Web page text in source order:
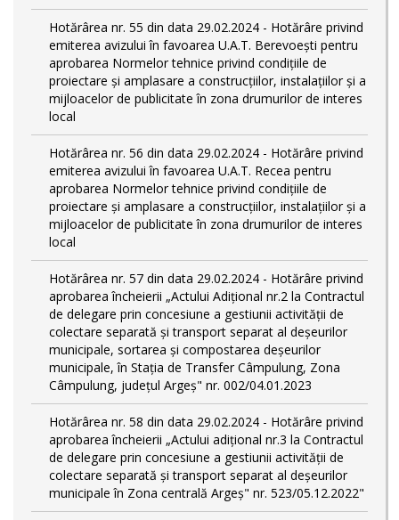
Hotărârea nr. 55 din data 29.02.2024 - Hotărâre privind
emiterea avizului în favoarea U.A.T. Berevoești pentru
aprobarea Normelor tehnice privind condiţiile de
proiectare şi amplasare a construcţiilor, instalaţiilor şi a
mijloacelor de publicitate în zona drumurilor de interes
local
Hotărârea nr. 56 din data 29.02.2024 - Hotărâre privind
emiterea avizului în favoarea U.A.T. Recea pentru
aprobarea Normelor tehnice privind condiţiile de
proiectare şi amplasare a construcţiilor, instalaţiilor şi a
mijloacelor de publicitate în zona drumurilor de interes
local
Hotărârea nr. 57 din data 29.02.2024 - Hotărâre privind
aprobarea încheierii „Actului Adițional nr.2 la Contractul
de delegare prin concesiune a gestiunii activității de
colectare separată și transport separat al deşeurilor
municipale, sortarea și compostarea deșeurilor
municipale, în Stația de Transfer Câmpulung, Zona
Câmpulung, județul Argeș" nr. 002/04.01.2023
Hotărârea nr. 58 din data 29.02.2024 - Hotărâre privind
aprobarea încheierii „Actului adițional nr.3 la Contractul
de delegare prin concesiune a gestiunii activității de
colectare separată și transport separat al deşeurilor
municipale în Zona centrală Argeș" nr. 523/05.12.2022"